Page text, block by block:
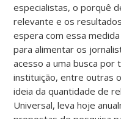
especialistas, o porquê
relevante e os
espera com essa
para alimentar os
acesso a uma busca por
instituição, entre outras
ideia da quantidade de
Universal, leva hoje